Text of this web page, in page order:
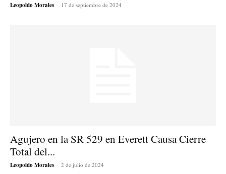
Leopoldo Morales - 17 de septiembre de 2024
Agujero en la SR 529 en Everett Causa Cierre
Total del...
Leopoldo Morales - 2 de julio de 2024